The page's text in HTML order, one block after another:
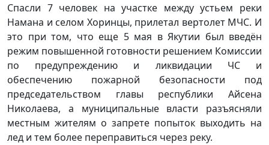
Спасли 7 человек на участке между устьем реки
Намана и селом Хоринцы, прилетал вертолет МЧС. И
это при том, что еще 5 мая в Якутии был введён
режим повышенной готовности решением Комиссии
по предупреждению и ликвидации ЧС и
обеспечению пожарной безопасности под
председательством главы республики Айсена
Николаева, а муниципальные власти разъясняли
местным жителям о запрете попыток выходить на
лед и тем более переправиться через реку.